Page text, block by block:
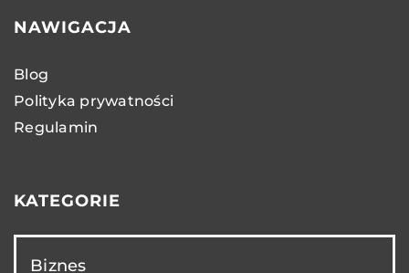
NAWIGACJA
Blog
Polityka prywatności
Regulamin
KATEGORIE
Biznes